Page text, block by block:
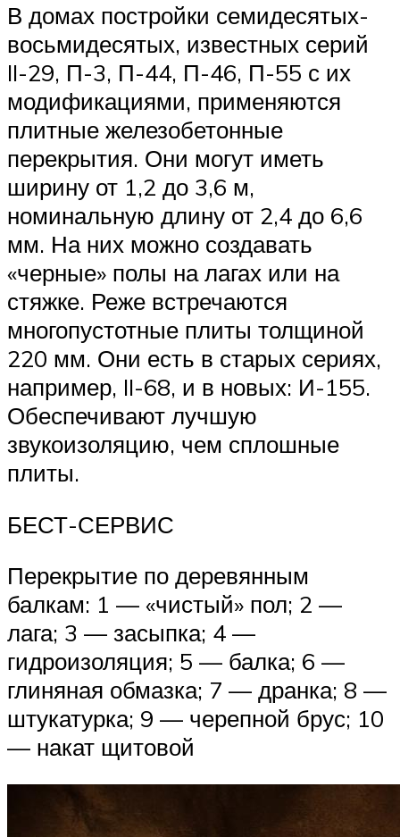
В домах постройки семидесятых-
восьмидесятых, известных серий
II-29, П-3, П-44, П-46, П-55 с их
модификациями, применяются
плитные железобетонные
перекрытия. Они могут иметь
ширину от 1,2 до 3,6 м,
номинальную длину от 2,4 до 6,6
мм. На них можно создавать
«черные» полы на лагах или на
стяжке. Реже встречаются
многопустотные плиты толщиной
220 мм. Они есть в старых сериях,
например, II-68, и в новых: И-155.
Обеспечивают лучшую
звукоизоляцию, чем сплошные
плиты.
БЕСТ-СЕРВИС
Перекрытие по деревянным
балкам: 1 — «чистый» пол; 2 —
лага; 3 — засыпка; 4 —
гидроизоляция; 5 — балка; 6 —
глиняная обмазка; 7 — дранка; 8 —
штукатурка; 9 — черепной брус; 10
— накат щитовой